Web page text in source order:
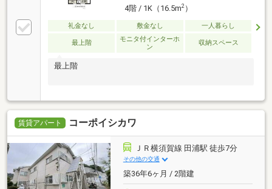
4階 / 1K（16.5m2）
礼金なし 敷金なし 一人暮らし
最上階
モニタ付インターホ
ン
収納スペース
最上階
賃貸アパート コーポイシカワ
ＪＲ横須賀線 田浦駅 徒歩7分
その他の交通
築36年6ヶ月 / 2階建